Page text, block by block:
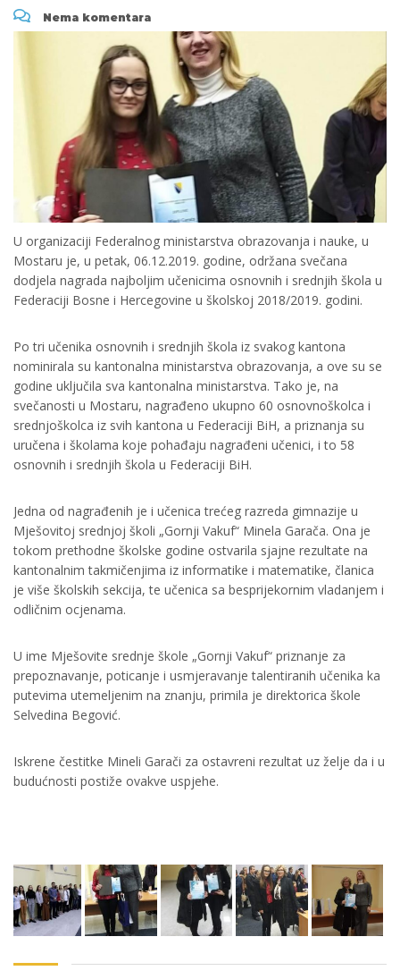
Nema komentara
U organizaciji Federalnog ministarstva obrazovanja i nauke, u
Mostaru je, u petak, 06.12.2019. godine, održana svečana
dodjela nagrada najboljim učenicima osnovnih i srednjih škola u
Federaciji Bosne i Hercegovine u školskoj 2018/2019. godini.
Po tri učenika osnovnih i srednjih škola iz svakog kantona
nominirala su kantonalna ministarstva obrazovanja, a ove su se
godine uključila sva kantonalna ministarstva. Tako je, na
svečanosti u Mostaru, nagrađeno ukupno 60 osnovnoškolca i
srednjoškolca iz svih kantona u Federaciji BiH, a priznanja su
uručena i školama koje pohađaju nagrađeni učenici, i to 58
osnovnih i srednjih škola u Federaciji BiH.
Jedna od nagrađenih je i učenica trećeg razreda gimnazije u
Mješovitoj srednjoj školi „Gornji Vakuf“ Minela Garača. Ona je
tokom prethodne školske godine ostvarila sjajne rezultate na
kantonalnim takmičenjima iz informatike i matematike, članica
je više školskih sekcija, te učenica sa besprijekornim vladanjem i
odličnim ocjenama.
U ime Mješovite srednje škole „Gornji Vakuf“ priznanje za
prepoznavanje, poticanje i usmjeravanje talentiranih učenika ka
putevima utemeljenim na znanju, primila je direktorica škole
Selvedina Begović.
Iskrene čestitke Mineli Garači za ostavreni rezultat uz želje da i u
budućnosti postiže ovakve uspjehe.